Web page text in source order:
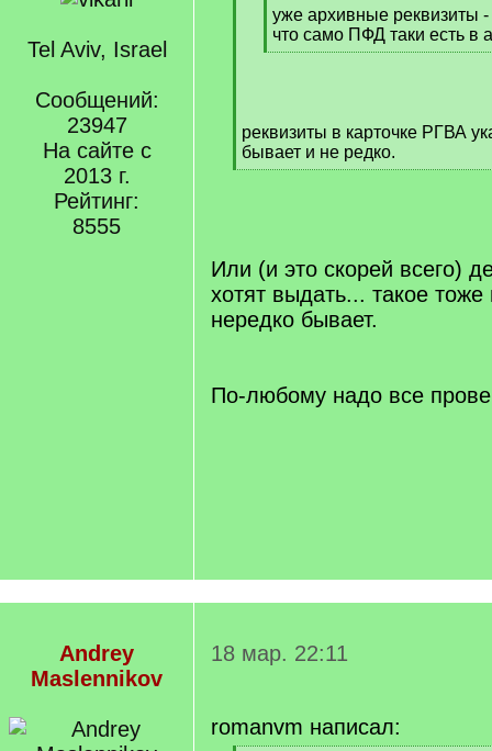
Tel Aviv, Israel
Сообщений:
23947
На сайте с
2013 г.
Рейтинг:
8555
q
]
уже архивные реквизиты -
что само ПФД таки есть в
[
реквизиты в карточке РГВА
бывает и не редко.
[
Или (и это скорей всего)
хотят выдать... такое
нередко бывает.
По-любому надо все
Andrey
Maslennikov
18 мар. 22:11
romanvm написал: